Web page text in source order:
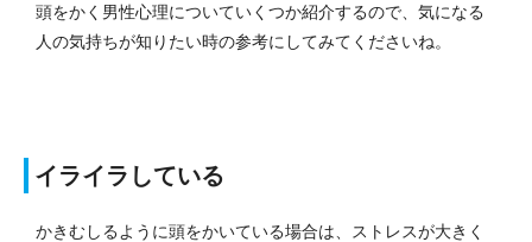
頭をかく男性心理についていくつか紹介するので、気になる
人の気持ちが知りたい時の参考にしてみてくださいね。
イライラしている
かきむしるように頭をかいている場合は、ストレスが大きく